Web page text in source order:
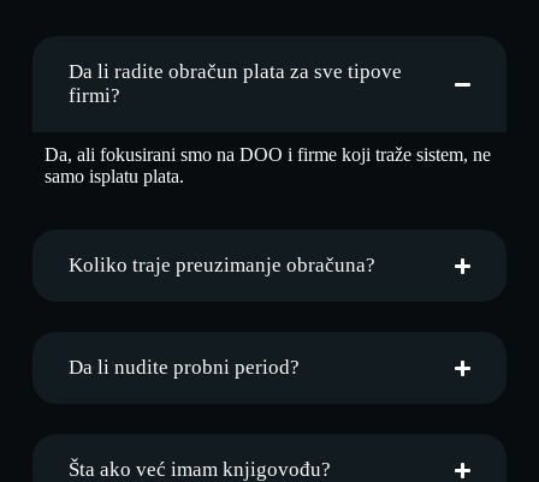
Da li radite obračun plata za sve tipove
firmi?
Da, ali fokusirani smo na DOO i firme koji traže sistem, ne
samo isplatu plata.
Koliko traje preuzimanje obračuna?
Da li nudite probni period?
Šta ako već imam knjigovođu?